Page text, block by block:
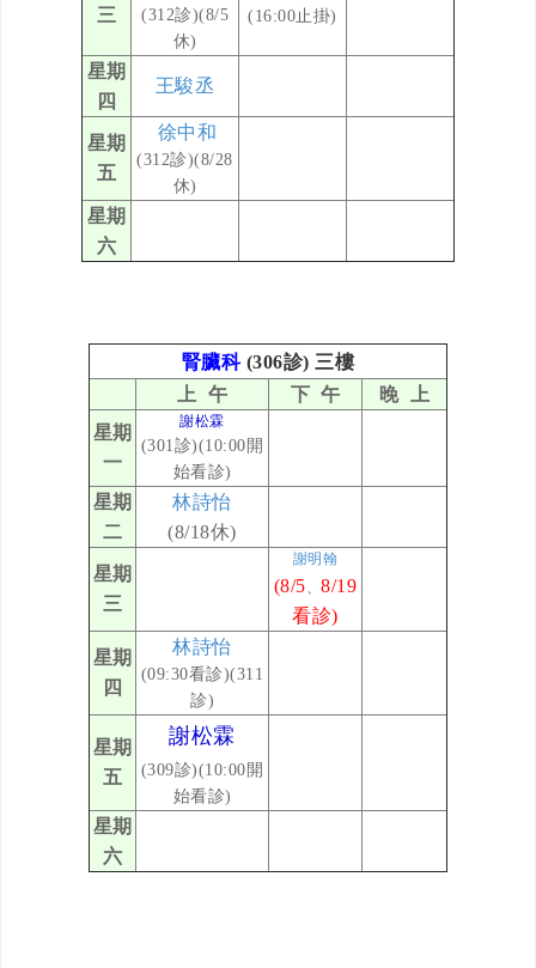
三
(312診)(8/5
休)
(16:00止掛)
星期
四
王駿丞
星期
五
徐中和
(312診)(8/28
休)
星期
六
腎臟科(306診) 三樓
上 午
下 午
晚 上
星期
一
謝松霖
(301診)(10:00開
始看診)
星期
二
林詩怡
(8/18休)
星期
三
謝明翰
(8/5、8/19
看診)
星期
四
林詩怡
(09:30看診)(311
診)
星期
五
謝松霖
(309診)(10:00開
始看診)
星期
六